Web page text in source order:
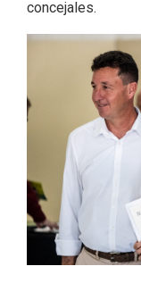
concejales.